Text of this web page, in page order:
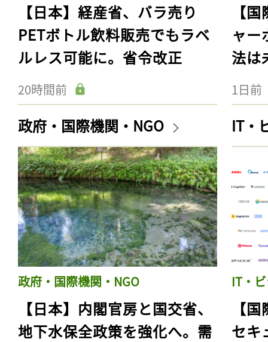
【日本】経産省、バラ売り
PETボトル飲料販売でもラベ
ルレス可能に。省令改正
20時間前
【
ャー
法は
1日前
政府・国際機関・NGO
政府・国際機関・NGO
【日本】内閣官房と国交省、
地下水保全政策を強化へ。需
IT・
IT・
【
セキ